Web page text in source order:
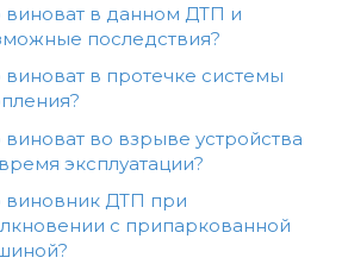
виноват в данном ДТП и
последствия?
виноват в протечке системы
виноват во взрыве устройства
эксплуатации?
виновник ДТП при
с припаркованной